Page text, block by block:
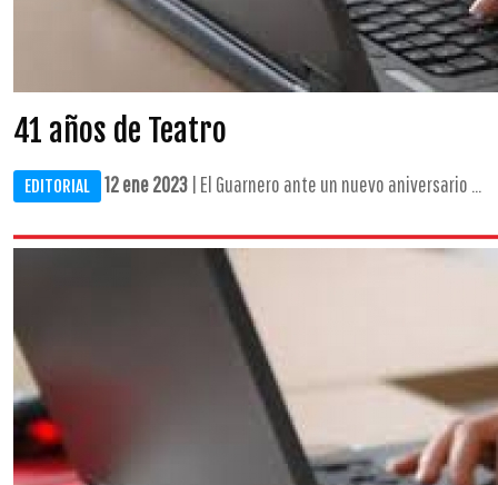
41 años de Teatro
EDITORIAL 12 ene 2023 | El Guarnero ante un nuevo aniversario ...